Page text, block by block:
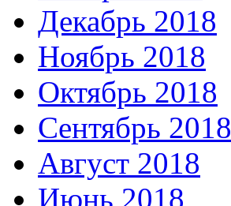
Декабрь 2018
Ноябрь 2018
Октябрь 2018
Сентябрь 2018
Август 2018
Июнь 2018